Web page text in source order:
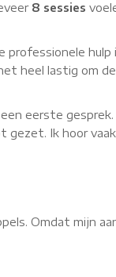
8 sessies
hulp
heel lastig om
eerste gesprek.
gezet. Ik hoor
Omdat mijn